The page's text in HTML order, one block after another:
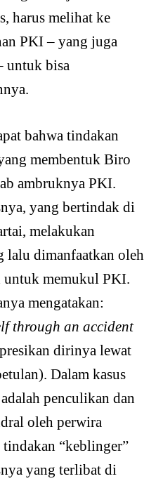
harus melihat ke
PKI – yang juga
untuk bisa
bahwa tindakan
membentuk Biro
ambruknya PKI.
yang bertindak di
melakukan
lalu dimanfaatkan oleh
untuk memukul PKI.
mengatakan:
through an accident
dirinya lewat
Dalam kasus
penculikan dan
oleh perwira
“keblinger”
yang terlibat di